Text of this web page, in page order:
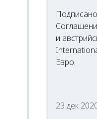
и
Евро.
23 дек